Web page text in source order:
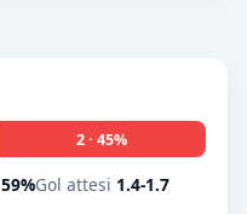
2 · 45%
59%Gol attesi 1.4-1.7